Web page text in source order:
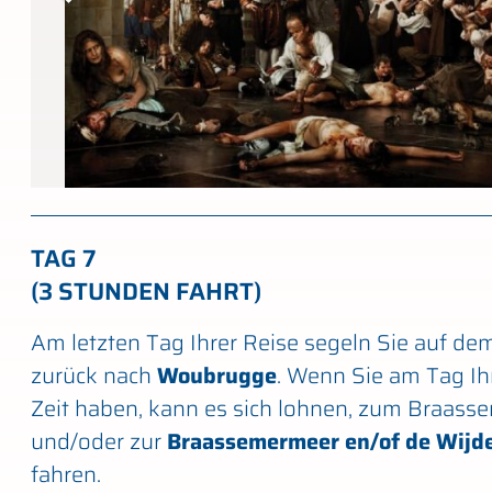
TAG 7
(3 STUNDEN FAHRT)
Am letzten Tag Ihrer Reise segeln Sie auf
zurück nachWoubrugge. Wenn Sie am Tag
Zeit haben, kann es sich lohnen, zum
und/oder zurBraassemermeer en/of de
fahren.